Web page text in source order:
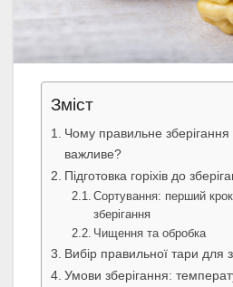
Зміст
Чому правильне зберігання
важливе?
Підготовка горіхів до
Сортування: перший
зберігання
Чищення та обробка
Вибір правильної тари для
Умови зберігання: